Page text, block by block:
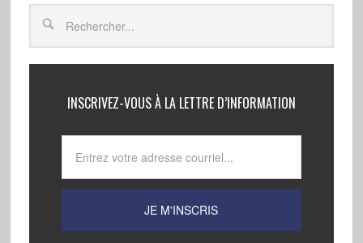
INSCRIVEZ-VOUS À LA LETTRE D’INFORMATION